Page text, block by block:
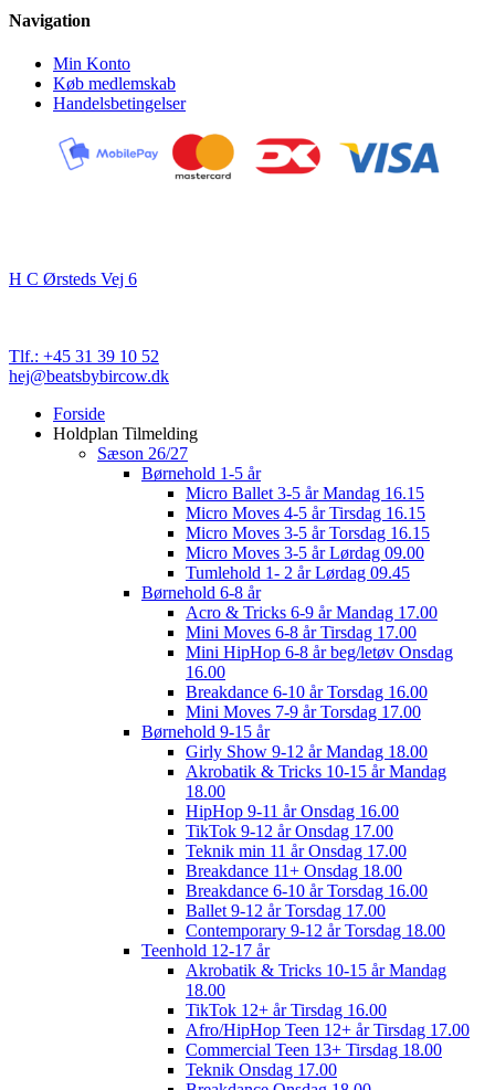
Navigation
Min Konto
Køb medlemskab
Handelsbetingelser
H C Ørsteds Vej 6
Tlf.: +45 31 39 10 52
hej@beatsbybircow.dk
Close
Menu
Forside
Holdplan Tilmelding
Sæson 26/27
Børnehold 1-5 år
Micro Ballet 3-5 år Mandag 16.15
Micro Moves 4-5 år Tirsdag 16.15
Micro Moves 3-5 år Torsdag 16.15
Micro Moves 3-5 år Lørdag 09.00
Tumlehold 1- 2 år Lørdag 09.45
Børnehold 6-8 år
Acro & Tricks 6-9 år Mandag 17.00
Mini Moves 6-8 år Tirsdag 17.00
Mini HipHop 6-8 år beg/letøv Onsdag
16.00
Breakdance 6-10 år Torsdag 16.00
Mini Moves 7-9 år Torsdag 17.00
Børnehold 9-15 år
Girly Show 9-12 år Mandag 18.00
Akrobatik & Tricks 10-15 år Mandag
18.00
HipHop 9-11 år Onsdag 16.00
TikTok 9-12 år Onsdag 17.00
Teknik min 11 år Onsdag 17.00
Breakdance 11+ Onsdag 18.00
Breakdance 6-10 år Torsdag 16.00
Ballet 9-12 år Torsdag 17.00
Contemporary 9-12 år Torsdag 18.00
Teenhold 12-17 år
Akrobatik & Tricks 10-15 år Mandag
18.00
TikTok 12+ år Tirsdag 16.00
Afro/HipHop Teen 12+ år Tirsdag 17.00
Commercial Teen 13+ Tirsdag 18.00
Teknik Onsdag 17.00